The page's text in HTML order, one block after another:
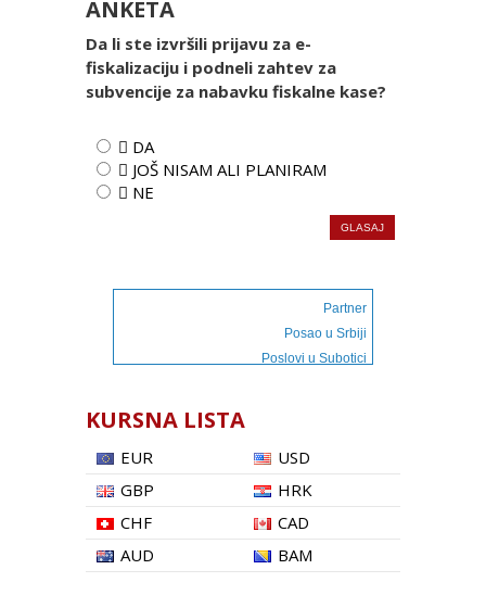
ANKETA
Da li ste izvršili prijavu za e-
fiskalizaciju i podneli zahtev za
subvencije za nabavku fiskalne kase?
 DA
 JOŠ NISAM ALI PLANIRAM
 NE
Partner
Posao u Srbiji
Poslovi u Subotici
KURSNA LISTA
EUR
USD
GBP
HRK
CHF
CAD
AUD
BAM